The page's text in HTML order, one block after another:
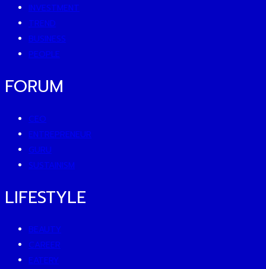
INVESTMENT
TREND
BUSINESS
PEOPLE
FORUM
CEO
ENTREPRENEUR
GURU
SUSTAINISM
LIFESTYLE
BEAUTY
CAREER
EATERY